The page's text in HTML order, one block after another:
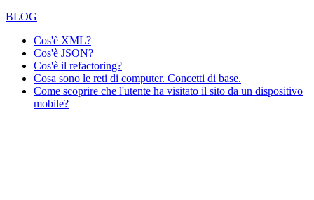
BLOG
Cos'è XML?
Cos'è JSON?
Cos'è il refactoring?
Cosa sono le reti di computer. Concetti di base.
Come scoprire che l'utente ha visitato il sito da un dispositivo
mobile?